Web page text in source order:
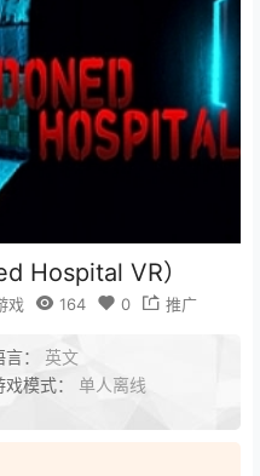
Hospital VR）
戏 164 0 推广
言： 英文
戏模式： 单人离线